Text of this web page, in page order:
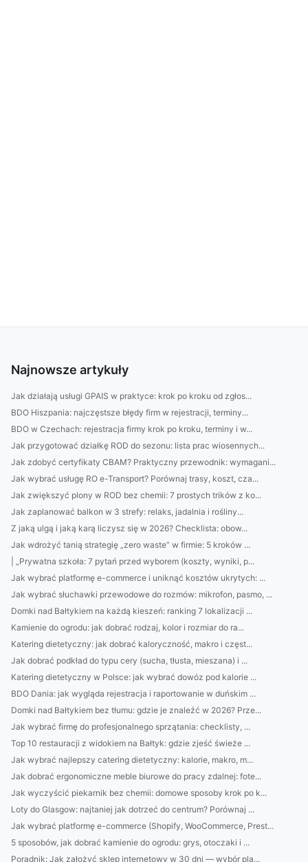
Najnowsze artykuły
Jak działają usługi GPAIS w praktyce: krok po kroku od zgłos...
BDO Hiszpania: najczęstsze błędy firm w rejestracji, terminy...
BDO w Czechach: rejestracja firmy krok po kroku, terminy i w...
Jak przygotować działkę ROD do sezonu: lista prac wiosennych...
Jak zdobyć certyfikaty CBAM? Praktyczny przewodnik: wymagani...
Jak wybrać usługę RO e-Transport? Porównaj trasy, koszt, cza...
Jak zwiększyć plony w ROD bez chemii: 7 prostych trików z ko...
Jak zaplanować balkon w 3 strefy: relaks, jadalnia i rośliny...
Z jaką ulgą i jaką karą liczysz się w 2026? Checklista: obow...
Jak wdrożyć tanią strategię „zero waste” w firmie: 5 kroków ...
| „Prywatna szkoła: 7 pytań przed wyborem (koszty, wyniki, p...
Jak wybrać platformę e-commerce i uniknąć kosztów ukrytych: ...
Jak wybrać słuchawki przewodowe do rozmów: mikrofon, pasmo, ...
Domki nad Bałtykiem na każdą kieszeń: ranking 7 lokalizacji ...
Kamienie do ogrodu: jak dobrać rodzaj, kolor i rozmiar do ra...
Katering dietetyczny: jak dobrać kaloryczność, makro i częst...
Jak dobrać podkład do typu cery (sucha, tłusta, mieszana) i ...
Katering dietetyczny w Polsce: jak wybrać dowóz pod kalorie ...
BDO Dania: jak wygląda rejestracja i raportowanie w duńskim ...
Domki nad Bałtykiem bez tłumu: gdzie je znaleźć w 2026? Prze...
Jak wybrać firmę do profesjonalnego sprzątania: checklisty, ...
Top 10 restauracji z widokiem na Bałtyk: gdzie zjeść świeże ...
Jak wybrać najlepszy catering dietetyczny: kalorie, makro, m...
Jak dobrać ergonomiczne meble biurowe do pracy zdalnej: fote...
Jak wyczyścić piekarnik bez chemii: domowe sposoby krok po k...
Loty do Glasgow: najtaniej jak dotrzeć do centrum? Porównaj ...
Jak wybrać platformę e-commerce (Shopify, WooCommerce, Prest...
5 sposobów, jak dobrać kamienie do ogrodu: grys, otoczaki i ...
Poradnik: Jak założyć sklep internetowy w 30 dni — wybór pla...